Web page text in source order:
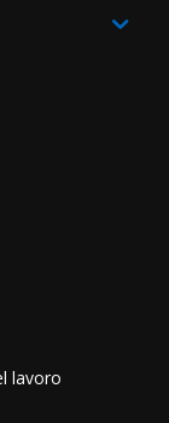
lavoro